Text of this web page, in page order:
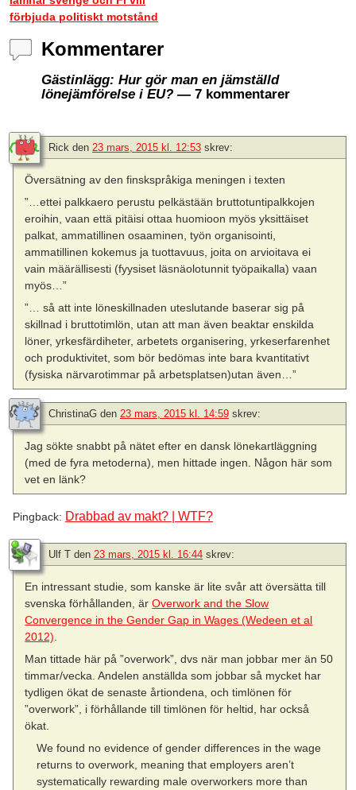
förbjuda politiskt motstånd
Kommentarer
Gästinlägg: Hur gör man en jämställd
lönejämförelse i EU? — 7 kommentarer
Rick den 23 mars, 2015 kl. 12:53 skrev:
Översätning av den finskspråkiga meningen i texten
”…ettei palkkaero perustu pelkästään bruttotuntipalkkojen
eroihin, vaan että pitäisi ottaa huomioon myös yksittäiset
palkat, ammatillinen osaaminen, työn organisointi,
ammatillinen kokemus ja tuottavuus, joita on arvioitava ei
vain määrällisesti (fyysiset läsnäolotunnit työpaikalla) vaan
myös…”
”… så att inte löneskillnaden uteslutande baserar sig på
skillnad i bruttotimlön, utan att man även beaktar enskilda
löner, yrkesfärdiheter, arbetets organisering, yrkeserfarenhet
och produktivitet, som bör bedömas inte bara kvantitativt
(fysiska närvarotimmar på arbetsplatsen)utan även…”
ChristinaG den 23 mars, 2015 kl. 14:59 skrev:
Jag sökte snabbt på nätet efter en dansk lönekartläggning
(med de fyra metoderna), men hittade ingen. Någon här som
vet en länk?
Pingback: Drabbad av makt? | WTF?
Ulf T den 23 mars, 2015 kl. 16:44 skrev:
En intressant studie, som kanske är lite svår att översätta till
svenska förhållanden, ärOverwork and the Slow
Convergence in the Gender Gap in Wages (Wedeen et al
2012)
Man tittade här på ”overwork”, dvs när man jobbar mer än 50
timmar/vecka. Andelen anställda som jobbar så mycket har
tydligen ökat de senaste årtiondena, och timlönen för
”overwork”, i förhållande till timlönen för heltid, har också
ökat.
We found no evidence of gender differences in the wage
returns to overwork, meaning that employers aren’t
systematically rewarding male overworkers more than